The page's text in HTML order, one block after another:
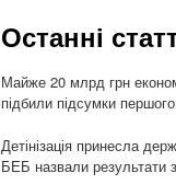
Останні
Майже 20 млрд грн
підбили підсумки першого
Детінізація принесла
БЕБ назвали результати